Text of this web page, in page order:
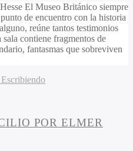
El Museo Británico siempre
de encuentro con la historia
reúne tantos testimonios
contiene fragmentos de
fantasmas que sobreviven
POR ELMER